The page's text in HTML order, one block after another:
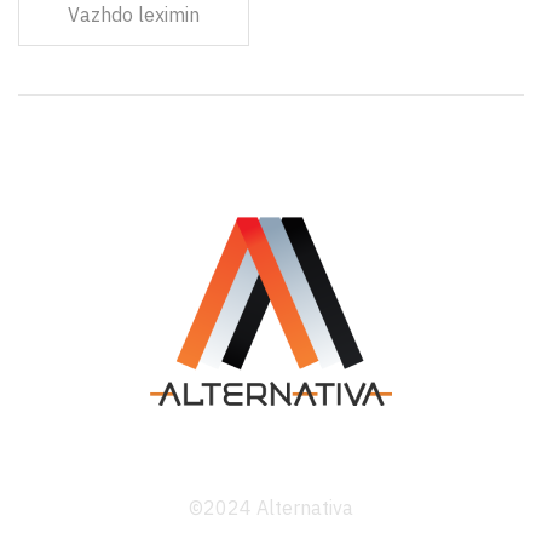
Vazhdo leximin
©2024 Alternativa